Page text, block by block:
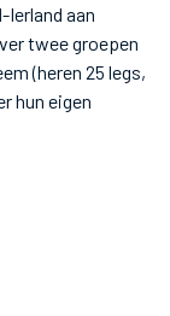
Ierland aan
twee groepen
(heren 25 legs,
hun eigen